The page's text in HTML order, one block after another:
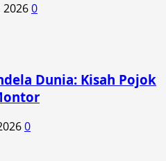
20260
Dunia: Kisah Pojok
0